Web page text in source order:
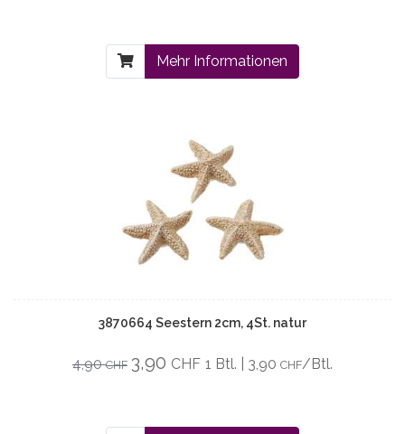
Mehr Informationen
3870664 Seestern 2cm, 4St. natur
4,90CHF 3,90 CHF 1 Btl. | 3,90 CHF/Btl.